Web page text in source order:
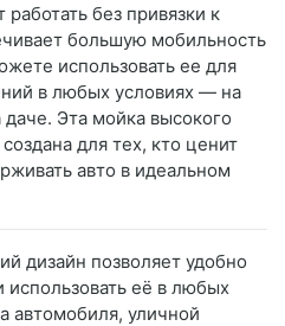
работать без привязки к
большую мобильность
использовать ее для
в любых условиях — на
Эта мойка высокого
для тех, кто ценит
авто в идеальном
дизайн позволяет удобно
использовать её в любых
автомобиля, уличной